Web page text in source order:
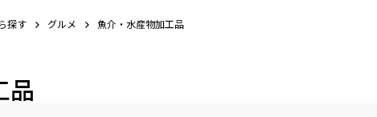
探す グルメ 魚介・水産物加工品
品